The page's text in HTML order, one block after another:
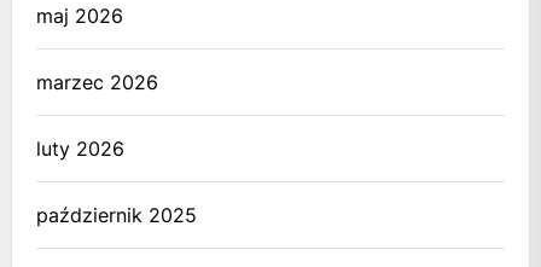
maj 2026
marzec 2026
luty 2026
październik 2025